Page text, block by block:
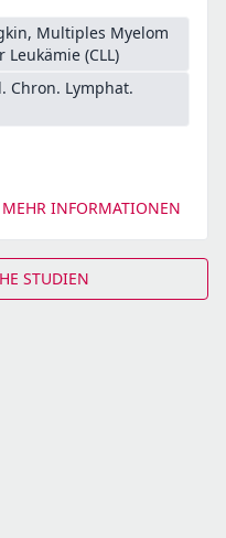
Multiples Myelom
(CLL)
Chron. Lymphat.
MEHR INFORMATIONEN
STUDIEN